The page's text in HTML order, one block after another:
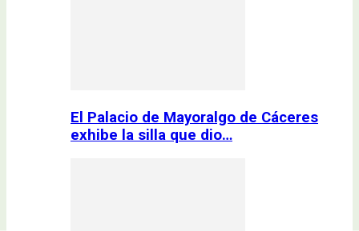
El Palacio de Mayoralgo de Cáceres
exhibe la silla que dio…